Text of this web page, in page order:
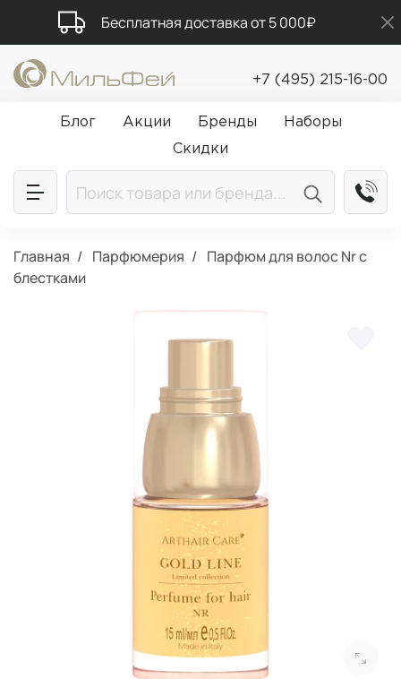
Бесплатная доставка от 5 000₽
Подарки в каждый заказ от 5 000₽
Промокод ПРИВЕТ
+7 (495) 215-16-00
Блог Акции Бренды
Наборы
Скидки
Главная Парфюмерия
Парфюм для волос Nr с
блестками